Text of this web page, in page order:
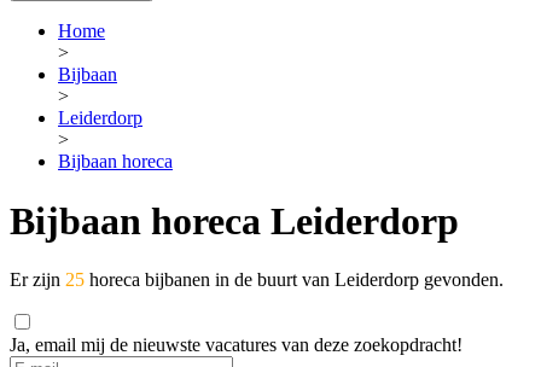
Home
>
Bijbaan
>
Leiderdorp
>
Bijbaan horeca
Bijbaan horeca Leiderdorp
Er zijn 25 horeca bijbanen in de buurt van Leiderdorp gevonden.
Ja, email mij de nieuwste vacatures van deze zoekopdracht!